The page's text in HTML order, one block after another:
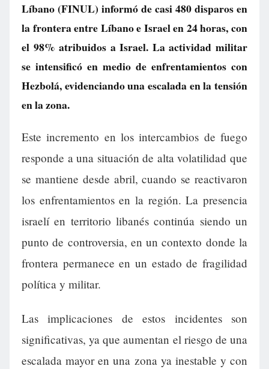
Líbano (FINUL) informó de casi 480 disparos en
la frontera entre Líbano e Israel en 24 horas, con
el 98% atribuidos a Israel. La actividad militar
se intensificó en medio de enfrentamientos con
Hezbolá, evidenciando una escalada en la tensión
en la zona.
Este incremento en los intercambios de fuego
responde a una situación de alta volatilidad que
se mantiene desde abril, cuando se reactivaron
los enfrentamientos en la región. La presencia
israelí en territorio libanés continúa siendo un
punto de controversia, en un contexto donde la
frontera permanece en un estado de fragilidad
política y militar.
Las implicaciones de estos incidentes son
significativas, ya que aumentan el riesgo de una
escalada mayor en una zona ya inestable y con